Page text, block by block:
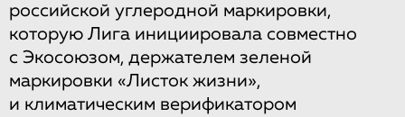
российской углеродной маркировки,
которую Лига инициировала совместно
с Экосоюзом, держателем зеленой
маркировки «Листок жизни»,
и климатическим верификатором